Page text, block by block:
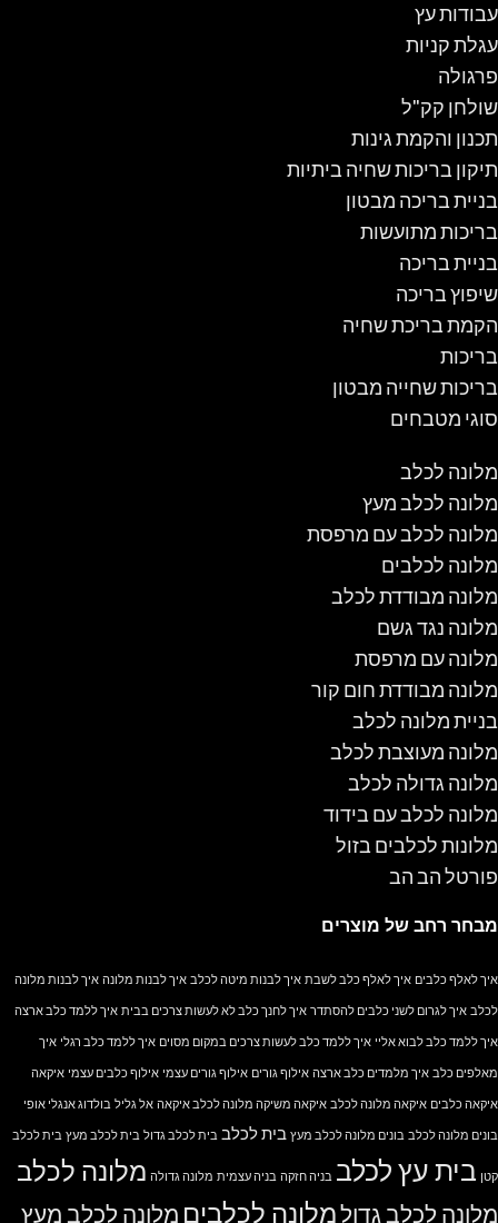
עבודות עץ
עגלת קניות
פרגולה
שולחן קק"ל
תכנון והקמת גינות
תיקון בריכות שחיה ביתיות
בניית בריכה מבטון
בריכות מתועשות
בניית בריכה
שיפוץ בריכה
הקמת בריכת שחיה
בריכות
בריכות שחייה מבטון
סוגי מטבחים
מלונה לכלב
מלונה לכלב מעץ
מלונה לכלב עם מרפסת
מלונה לכלבים
מלונה מבודדת לכלב
מלונה נגד גשם
מלונה עם מרפסת
מלונה מבודדת חום קור
בניית מלונה לכלב
מלונה מעוצבת לכלב
מלונה גדולה לכלב
מלונה לכלב עם בידוד
מלונות לכלבים בזול
פורטל הב הב
מבחר רחב של מוצרים
איך לאלף כלבים איך לאלף כלב לשבת איך לבנות מיטה לכלב איך לבנות מלונה איך לבנות מלונה
לכלב איך לגרום לשני כלבים להסתדר איך לחנך כלב לא לעשות צרכים בבית איך ללמד כלב ארצה
איך ללמד כלב לבוא אליי איך ללמד כלב לעשות צרכים במקום מסוים איך ללמד כלב רגלי איך
מאלפים כלב איך מלמדים כלב ארצה אילוף גורים אילוף גורים עצמי אילוף כלבים עצמי איקאה
איקאה כלבים איקאה מלונה לכלב איקאה משיקה מלונה לכלב איקאה אל גליל בולדוג אנגלי אופי
בונים מלונה לכלב בונים מלונה לכלב מעץ בית לכלב בית לכלב גדול בית לכלב מעץ בית לכלב
קטן בית עץ לכלב בניה חזקה בניה עצמית מלונה גדולה מלונה לכלב
מלונה לכלב גדולמלונה לכלבים מלונה לכלב מעץ